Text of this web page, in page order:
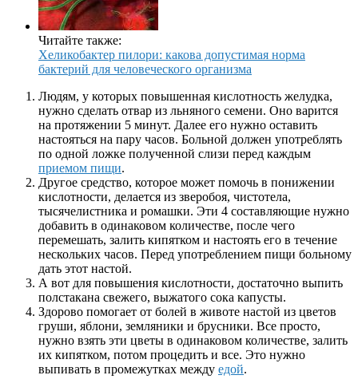
Читайте также:
Хеликобактер пилори: какова допустимая норма
бактерий для человеческого организма
Людям, у которых повышенная кислотность желудка,
нужно сделать отвар из льняного семени. Оно варится
на протяжении 5 минут. Далее его нужно оставить
настояться на пару часов. Больной должен употреблять
по одной ложке полученной слизи перед каждым
приемом пищи.
Другое средство, которое может помочь в понижении
кислотности, делается из зверобоя, чистотела,
тысячелистника и ромашки. Эти 4 составляющие нужно
добавить в одинаковом количестве, после чего
перемешать, залить кипятком и настоять его в течение
нескольких часов. Перед употреблением пищи больному
дать этот настой.
А вот для повышения кислотности, достаточно выпить
полстакана свежего, выжатого сока капусты.
Здорово помогает от болей в животе настой из цветов
груши, яблони, земляники и брусники. Все просто,
нужно взять эти цветы в одинаковом количестве, залить
их кипятком, потом процедить и все. Это нужно
выпивать в промежутках между едой.